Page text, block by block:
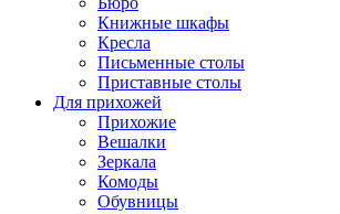
Книжные шкафы
Кресла
Письменные столы
Приставные столы
Для прихожей
Прихожие
Вешалки
Зеркала
Комоды
Обувницы